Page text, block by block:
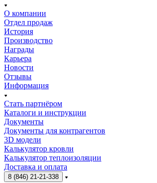
О компании
Отдел продаж
История
Производство
Награды
Карьера
Новости
Отзывы
Информация
Стать партнёром
Каталоги и инструкции
Документы
Документы для контрагентов
3D модели
Калькулятор кровли
Калькулятор теплоизоляции
Доставка и оплата
8 (846) 21-21-338